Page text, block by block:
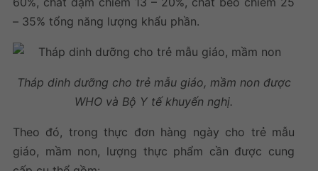
– 35% tổng năng lượng khẩu phần.
Tháp dinh dưỡng cho trẻ mẫu giáo, mầm non được
WHO và Bộ Y tế khuyến nghị.
Theo đó, trong thực đơn hàng ngày cho trẻ mẫu
giáo, mầm non, lượng thực phẩm cần được cung